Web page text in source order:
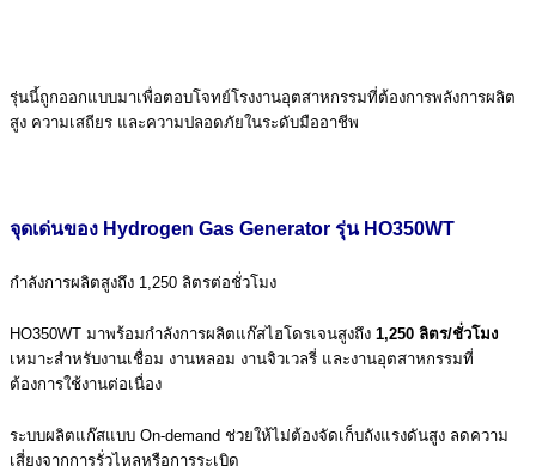
รุ่นนี้ถูกออกแบบมาเพื่อตอบโจทย์โรงงานอุตสาหกรรมที่ต้องการพลังการผลิต
สูง ความเสถียร และความปลอดภัยในระดับมืออาชีพ
จุดเด่นของ Hydrogen Gas Generator รุ่น HO350WT
กำลังการผลิตสูงถึง 1,250 ลิตรต่อชั่วโมง
HO350WT มาพร้อมกำลังการผลิตแก๊สไฮโดรเจนสูงถึง 1,250 ลิตร/ชั่วโมง
เหมาะสำหรับงานเชื่อม งานหลอม งานจิวเวลรี่ และงานอุตสาหกรรมที่
ต้องการใช้งานต่อเนื่อง
ระบบผลิตแก๊สแบบ On-demand ช่วยให้ไม่ต้องจัดเก็บถังแรงดันสูง ลดความ
เสี่ยงจากการรั่วไหลหรือการระเบิด